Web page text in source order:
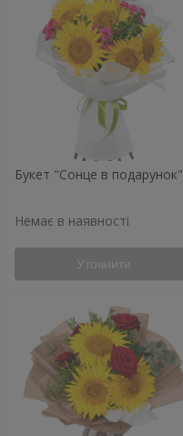
Букет "Сонце в подарунок"
Немає в наявності
Уточнити